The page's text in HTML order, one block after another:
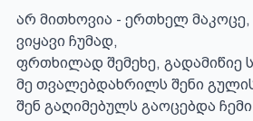
არ მითხოვია - ერთხელ მაკოცე,
ვიყავი ჩუმად,
ფრთხილად შემეხე, გადამიწიე
მე თვალებდახრილს შენი
შენ გაღიმებულს გაოცებდა